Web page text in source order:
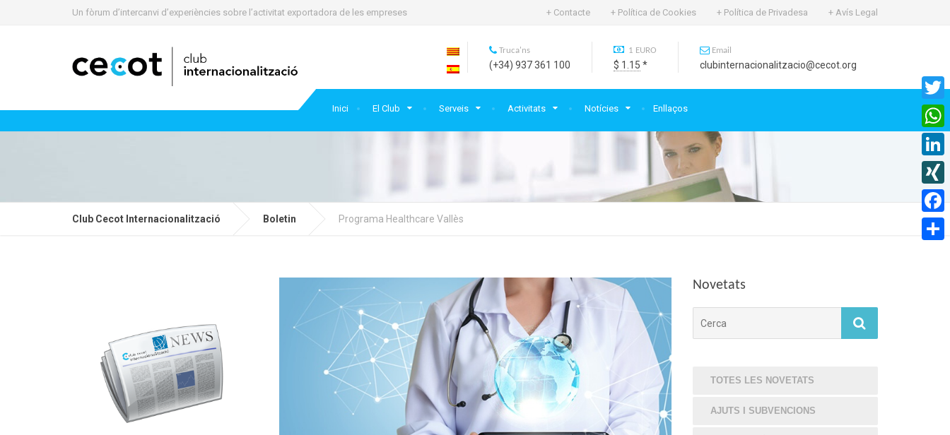
Un fòrum d’intercanvi d’experiències sobre l’activitat exportadora de les empreses + Contacte + Política de Cookies + Política de Privadesa + Avís Legal
Inici El Club Serveis Activitats Notícies Enllaços
Truca'ns
(+34) 937 361 100
1 EURO
$ 1.15 *
Email
clubinternacionalitzacio@cecot.org
Club Cecot Internacionalització Boletin Programa Healthcare Vallès
Novetats
TOTES LES NOVETATS
AJUTS I SUBVENCIONS
XING